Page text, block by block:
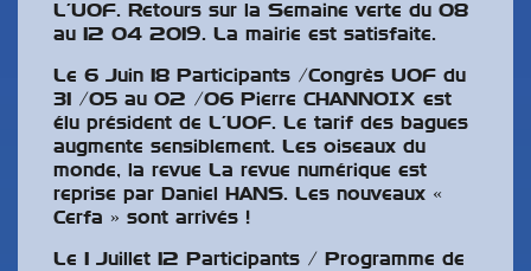
L’UOF. Retours sur la Semaine verte du 08
au 12 04 2019. La mairie est satisfaite.
Le 6 Juin 18 Participants /Congrès UOF du
31 /05 au 02 /06 Pierre CHANNOIX est
élu président de L’UOF. Le tarif des bagues
augmente sensiblement. Les oiseaux du
monde, la revue La revue numérique est
reprise par Daniel HANS. Les nouveaux «
Cerfa » sont arrivés !
Le 1 Juillet 12 Participants / Programme de